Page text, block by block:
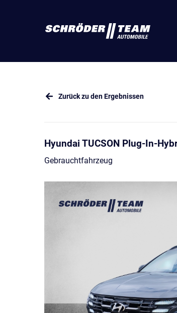
Zurück zu den Ergebnissen
Hyundai TUCSON Plug-In-
Gebrauchtfahrzeug